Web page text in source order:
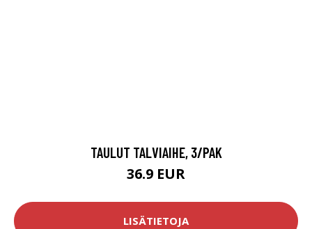
TAULUT TALVIAIHE, 3/PAK
36.9 EUR
LISÄTIETOJA